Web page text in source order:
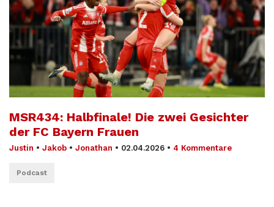
MSR434: Halbfinale! Die zwei Gesichter
der FC Bayern Frauen
Justin • Jakob • Jonathan • 02.04.2026 • 4 Kommentare
Podcast